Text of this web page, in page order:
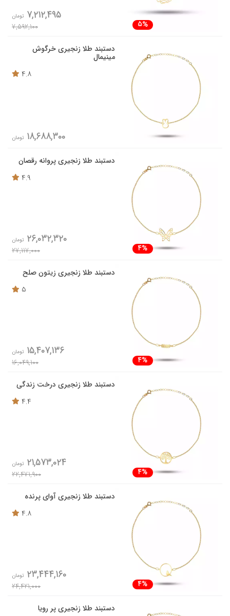
5%
7,212,495 تومان
7,592,100
دستبند طلا زنجیری خرگوش
مینیمال
4.8
18,688,300 تومان
دستبند طلا زنجیری پروانه رقصان
4.9
4%
26,032,320 تومان
27,117,000
دستبند طلا زنجیری زیتون صلح
5
4%
15,407,136 تومان
16,049,100
دستبند طلا زنجیری درخت زندگی
4.4
4%
21,573,024 تومان
22,471,900
دستبند طلا زنجیری آوای پرنده
4.8
4%
23,444,160 تومان
24,421,000
دستبند طلا زنجیری پر رویا